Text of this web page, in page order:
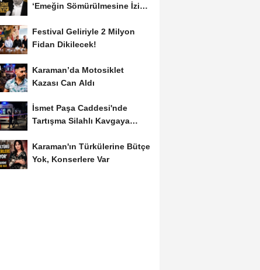
‘Emeğin Sömürülmesine İzin
Festival Geliriyle 2 Milyon
Fidan Dikilecek!
Karaman’da Motosiklet
Kazası Can Aldı
İsmet Paşa Caddesi'nde
Tartışma Silahlı Kavgaya
Karaman'ın Türkülerine Bütçe
Yok, Konserlere Var